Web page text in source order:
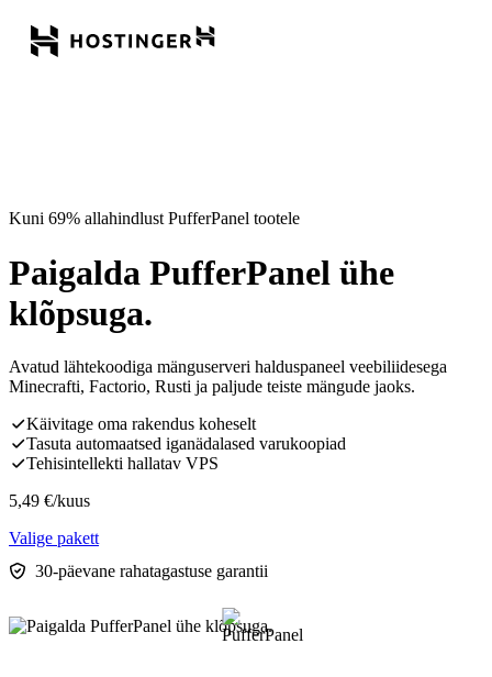
Kuni 69% allahindlust PufferPanel tootele
Paigalda PufferPanel ühe
klõpsuga.
Avatud lähtekoodiga mänguserveri halduspaneel veebiliidesega
Minecrafti, Factorio, Rusti ja paljude teiste mängude jaoks.
Käivitage oma rakendus koheselt
Tasuta automaatsed iganädalased varukoopiad
Tehisintellekti hallatav VPS
5,49 €/kuus
Valige pakett
30-päevane rahatagastuse garantii